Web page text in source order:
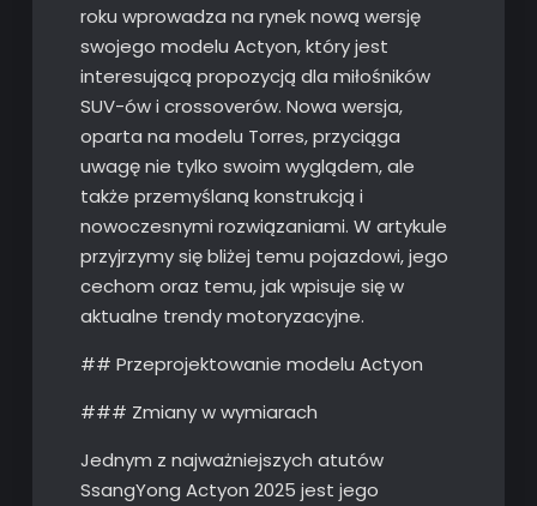
roku wprowadza na rynek nową wersję
swojego modelu Actyon, który jest
interesującą propozycją dla miłośników
SUV-ów i crossoverów. Nowa wersja,
oparta na modelu Torres, przyciąga
uwagę nie tylko swoim wyglądem, ale
także przemyślaną konstrukcją i
nowoczesnymi rozwiązaniami. W artykule
przyjrzymy się bliżej temu pojazdowi, jego
cechom oraz temu, jak wpisuje się w
aktualne trendy motoryzacyjne.
## Przeprojektowanie modelu Actyon
### Zmiany w wymiarach
Jednym z najważniejszych atutów
SsangYong Actyon 2025 jest jego